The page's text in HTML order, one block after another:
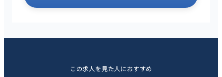
この求人を見た人におすすめ